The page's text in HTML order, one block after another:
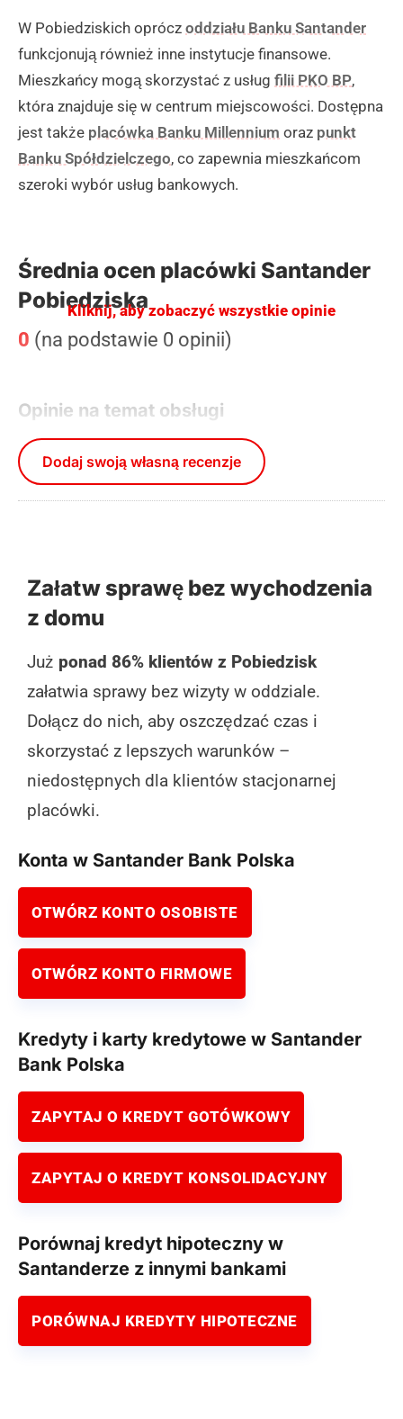
W Pobiedziskich oprócz oddziału Banku Santander
funkcjonują również inne instytucje finansowe.
Mieszkańcy mogą skorzystać z usług filii PKO BP,
która znajduje się w centrum miejscowości. Dostępna
jest także placówka Banku Millennium oraz punkt
Banku Spółdzielczego, co zapewnia mieszkańcom
szeroki wybór usług bankowych.
Średnia ocen placówki Santander
Pobiedziska
0 (na podstawie 0 opinii)
Opinie na temat obsługi
Kliknij, aby zobaczyć wszystkie opinie
Dodaj swoją własną recenzje
Załatw sprawę bez wychodzenia
z domu
Już ponad 86% klientów z Pobiedzisk
załatwia sprawy bez wizyty w oddziale.
Dołącz do nich, aby oszczędzać czas i
skorzystać z lepszych warunków –
niedostępnych dla klientów stacjonarnej
placówki.
Konta w Santander Bank Polska
OTWÓRZ KONTO OSOBISTE
OTWÓRZ KONTO FIRMOWE
Kredyty i karty kredytowe w Santander
Bank Polska
ZAPYTAJ O KREDYT GOTÓWKOWY
ZAPYTAJ O KREDYT KONSOLIDACYJNY
Porównaj kredyt hipoteczny w
Santanderze z innymi bankami
PORÓWNAJ KREDYTY HIPOTECZNE